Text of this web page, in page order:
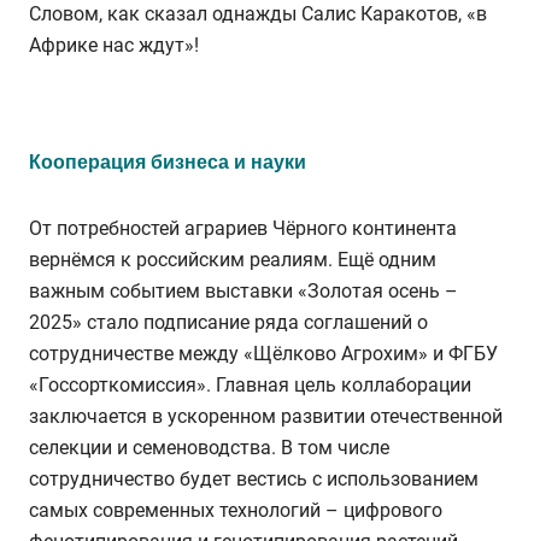
Словом, как сказал однажды Салис Каракотов, «в
Африке нас ждут»!
Кооперация бизнеса и науки
От потребностей аграриев Чёрного континента
вернёмся к российским реалиям. Ещё одним
важным событием выставки «Золотая осень –
2025» стало подписание ряда соглашений о
сотрудничестве между «Щёлково Агрохим» и ФГБУ
«Госсорткомиссия». Главная цель коллаборации
заключается в ускоренном развитии отечественной
селекции и семеноводства. В том числе
сотрудничество будет вестись с использованием
самых современных технологий – цифрового